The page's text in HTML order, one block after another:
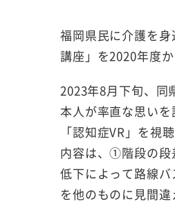
福岡県民に介護を
講座」を2020年度
2023年8月下旬、同
本人が率直な思い
「認知症VR」を視
内容は、①階段の
低下によって路線
を他のものに見間